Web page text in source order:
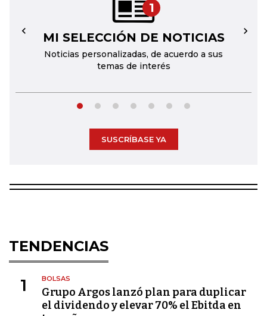
1
MI SELECCIÓN DE NOTICIAS
Noticias personalizadas, de acuerdo a sus
temas de interés
← →
SUSCRÍBASE YA
TENDENCIAS
1 BOLSAS
Grupo Argos lanzó plan para duplicar
el dividendo y elevar 70% el Ebitda en